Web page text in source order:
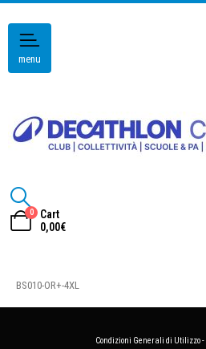
menu
0
Cart
0,00€
BS010-OR+-4XL
Condizioni Generali di Utilizzo-